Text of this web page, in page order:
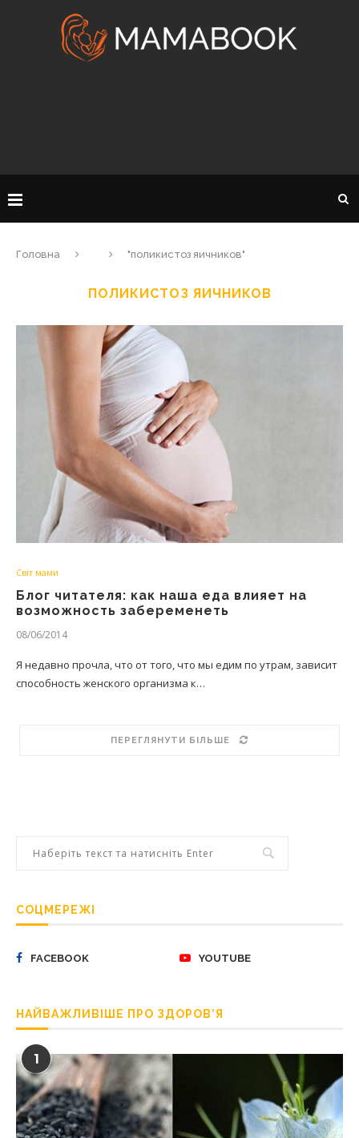
Головна "поликистоз яичников"
ПОЛИКИСТОЗ ЯИЧНИКОВ
Світ мами
Блог читателя: как наша еда влияет на
возможность забеременеть
08/06/2014
Я недавно прочла, что от того, что мы едим по утрам, зависит
способность женского организма к…
ПЕРЕГЛЯНУТИ БІЛЬШЕ
СОЦМЕРЕЖІ
FACEBOOK YOUTUBE
НАЙВАЖЛИВІШЕ ПРО ЗДОРОВ’Я
1